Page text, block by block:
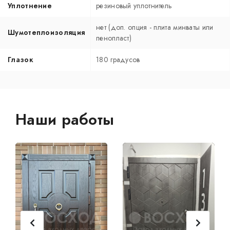
Уплотнение резиновый уплотнитель
Шумотеплоизоляция
нет (доп. опция - плита минваты или
пенопласт)
Глазок 180 градусов
Наши работы